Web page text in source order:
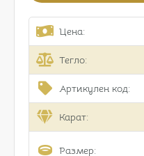
Цена:
Тегло:
Артикулен код:
Карат:
Размер: